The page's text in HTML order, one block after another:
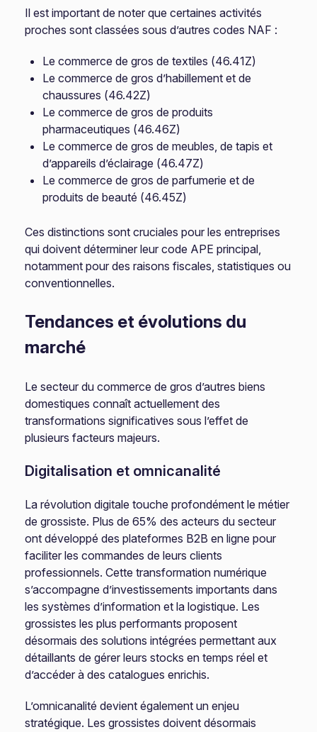
Il est important de noter que certaines activités
proches sont classées sous d’autres codes NAF :
Le commerce de gros de textiles (46.41Z)
Le commerce de gros d’habillement et de
chaussures (46.42Z)
Le commerce de gros de produits
pharmaceutiques (46.46Z)
Le commerce de gros de meubles, de tapis et
d’appareils d’éclairage (46.47Z)
Le commerce de gros de parfumerie et de
produits de beauté (46.45Z)
Ces distinctions sont cruciales pour les entreprises
qui doivent déterminer leur code APE principal,
notamment pour des raisons fiscales, statistiques ou
conventionnelles.
Tendances et évolutions du
marché
Le secteur du commerce de gros d’autres biens
domestiques connaît actuellement des
transformations significatives sous l’effet de
plusieurs facteurs majeurs.
Digitalisation et omnicanalité
La révolution digitale touche profondément le métier
de grossiste. Plus de 65% des acteurs du secteur
ont développé des plateformes B2B en ligne pour
faciliter les commandes de leurs clients
professionnels. Cette transformation numérique
s’accompagne d’investissements importants dans
les systèmes d’information et la logistique. Les
grossistes les plus performants proposent
désormais des solutions intégrées permettant aux
détaillants de gérer leurs stocks en temps réel et
d’accéder à des catalogues enrichis.
L’omnicanalité devient également un enjeu
stratégique. Les grossistes doivent désormais